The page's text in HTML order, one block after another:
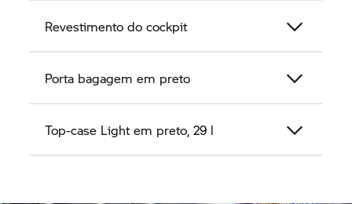
Revestimento do cockpit
Porta bagagem em preto
Top-case Light em preto, 29 l